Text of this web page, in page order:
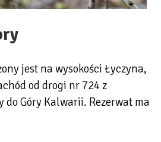
jest na wysokości Łyczyna,
od drogi nr 724 z
Góry Kalwarii. Rezerwat ma